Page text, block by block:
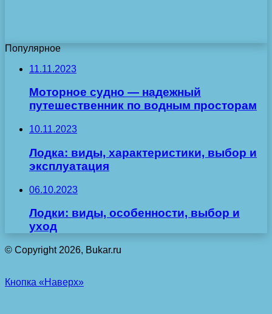
Популярное
11.11.2023
Моторное судно — надежный
путешественник по водным просторам
10.11.2023
Лодка: виды, характеристики, выбор и
эксплуатация
06.10.2023
Лодки: виды, особенности, выбор и
уход
© Copyright 2026, Bukar.ru
Кнопка «Наверх»